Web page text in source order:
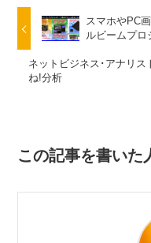
スマホやPC
ルビームプロ
ネットビジネス･アナリス
ね!分析
この記事を書いた